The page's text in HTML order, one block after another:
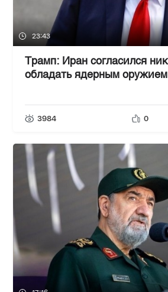
23:43
Трамп: Иран согласился никогда не
обладать ядерным оружием
3984 0